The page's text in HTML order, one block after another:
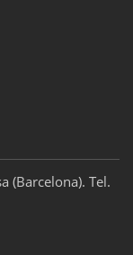
(Barcelona). Tel.